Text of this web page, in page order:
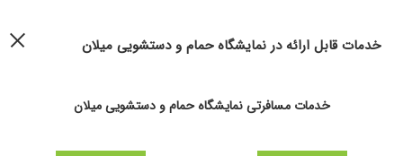
خدمات قابل ارائه در نمایشگاه حمام و دستشویی میلان
خدمات مسافرتی نمایشگاه حمام و دستشویی میلان